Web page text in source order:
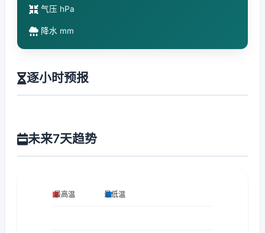
气压 hPa
降水 mm
逐小时预报
未来7天趋势